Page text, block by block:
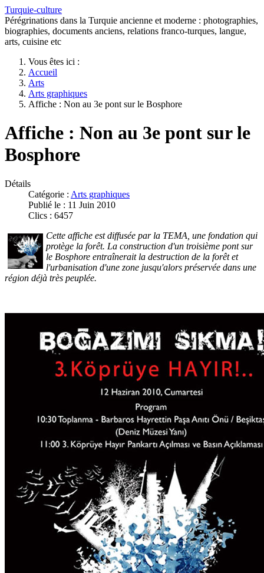
Turquie-culture
Pérégrinations dans la Turquie ancienne et moderne : photographies,
biographies, documents anciens, relations franco-turques, langue,
arts, cuisine etc
Vous êtes ici :
Accueil
Arts
Arts graphiques
Affiche : Non au 3e pont sur le Bosphore
Affiche : Non au 3e pont sur le
Bosphore
Détails
Catégorie : Arts graphiques
Publié le : 11 Juin 2010
Clics : 6457
Cette affiche est diffusée par la TEMA, une fondation qui
protège la forêt. La construction d'un troisième pont sur
le Bosphore entraînerait la destruction de la forêt et
l'urbanisation d'une zone jusqu'alors préservée dans une
région déjà très peuplée.